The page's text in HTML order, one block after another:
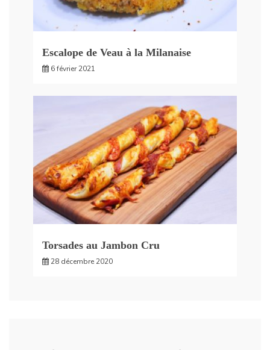
Escalope de Veau à la Milanaise
6 février 2021
Torsades au Jambon Cru
28 décembre 2020